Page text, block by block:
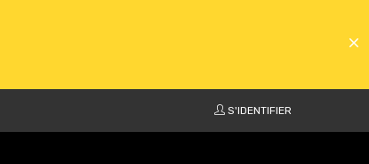
S'IDENTIFIER